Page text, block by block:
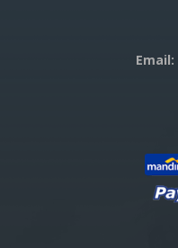
Email: